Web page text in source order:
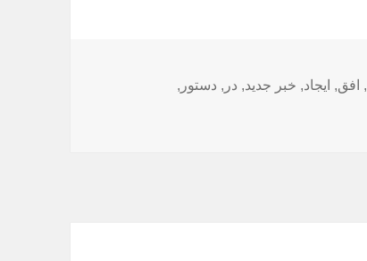
, افق, ايجاد, خبر جدید, در , دستور ,